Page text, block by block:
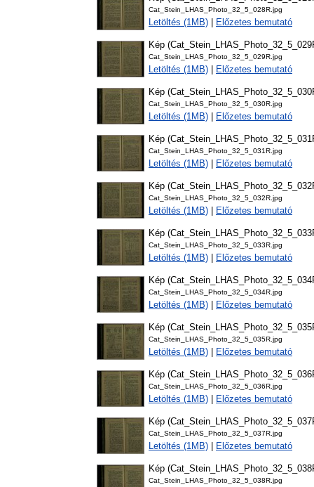
Cat_Stein_LHAS_Photo_32_5_028R.jpg
Letöltés (1MB) Előzetes bemutató
Kép
Cat_Stein_LHAS_Photo_32_5_029R.jpg
Letöltés (1MB) Előzetes bemutató
Kép
Cat_Stein_LHAS_Photo_32_5_030R.jpg
Letöltés (1MB) Előzetes bemutató
Kép
Cat_Stein_LHAS_Photo_32_5_031R.jpg
Letöltés (1MB) Előzetes bemutató
Kép
Cat_Stein_LHAS_Photo_32_5_032R.jpg
Letöltés (1MB) Előzetes bemutató
Kép
Cat_Stein_LHAS_Photo_32_5_033R.jpg
Letöltés (1MB) Előzetes bemutató
Kép
Cat_Stein_LHAS_Photo_32_5_034R.jpg
Letöltés (1MB) Előzetes bemutató
Kép
Cat_Stein_LHAS_Photo_32_5_035R.jpg
Letöltés (1MB) Előzetes bemutató
Kép
Cat_Stein_LHAS_Photo_32_5_036R.jpg
Letöltés (1MB) Előzetes bemutató
Kép
Cat_Stein_LHAS_Photo_32_5_037R.jpg
Letöltés (1MB) Előzetes bemutató
Kép
Cat_Stein_LHAS_Photo_32_5_038R.jpg